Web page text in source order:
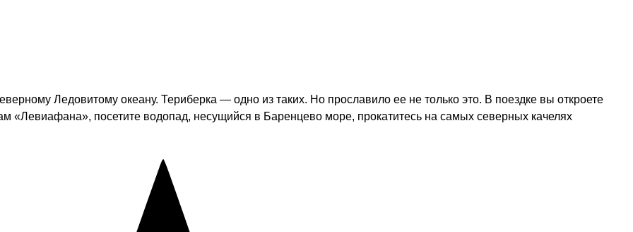
Ледовитому океану. Териберка — одно из таких. Но прославило ее не только это. В поездке вы откроете
«Левиафана», посетите водопад, несущийся в Баренцево море, прокатитесь на самых северных качелях